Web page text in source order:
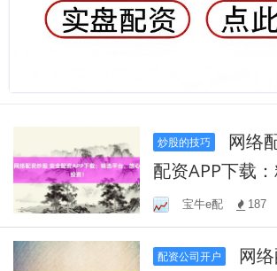
炒股的技巧
配资APP下载
心投资！
宝牛e配 187
配资公司开户